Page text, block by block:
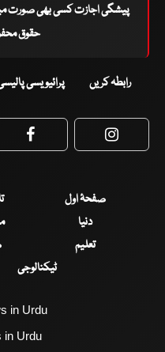
پیشگی اجازت کسی بھی صورت
حقوق
رابطہ کریں پرائیویسی
Facebook
صفحۂ اول
دنیا
تعلیم
ٹیکنالوجی
in Urdu
in Urdu